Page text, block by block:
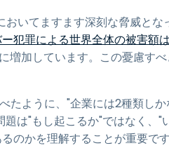
おいてますます深刻な脅威と
犯罪による世界全体の被害額
増加しています。この憂慮す
ように、"企業には2種類し
は"もし起こるか"ではなく、
のかを理解することが重要です